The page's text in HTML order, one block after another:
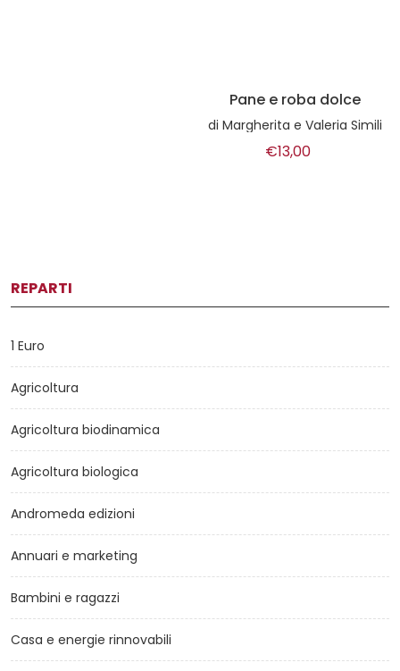
Pane e roba dolce
Margherita e Valeria Simili
REPARTI
1 Euro
Agricoltura
Agricoltura biodinamica
Agricoltura biologica
Andromeda edizioni
Annuari e marketing
Bambini e ragazzi
Casa e energie rinnovabili